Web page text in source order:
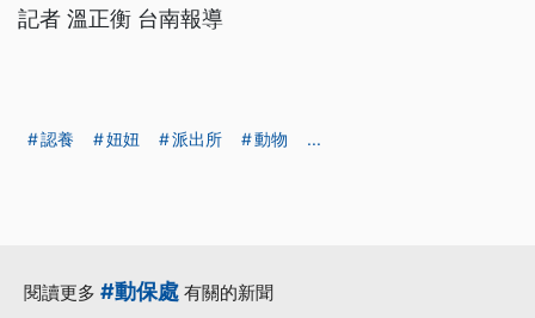
記者 溫正衡 台南報導
認養 妞妞 派出所 動物 ...
閱讀更多 #動保處 有關的新聞